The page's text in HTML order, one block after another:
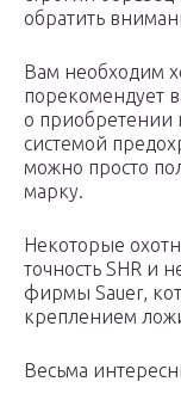
обратить
Вам необходим
порекомендует
о приобретении
системой
можно просто
марку.
Некоторые
точность SHR и
фирмы Sauer,
креплением
Весьма